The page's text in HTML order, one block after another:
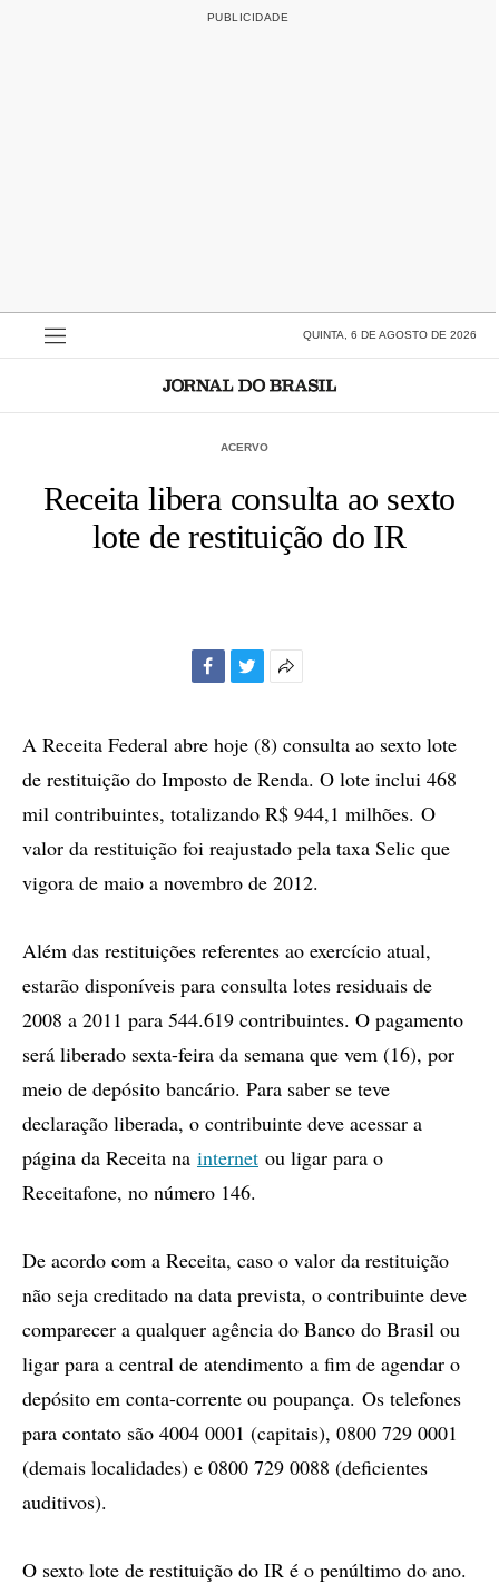
QUINTA, 6 DE AGOSTO DE 2026
ACERVO
Receita libera consulta ao sexto
lote de restituição do IR
compartilhamento
A Receita Federal abre hoje (8) consulta ao sexto lote
de restituição do Imposto de Renda. O lote inclui 468
mil contribuintes, totalizando R$ 944,1 milhões. O
valor da restituição foi reajustado pela taxa Selic que
vigora de maio a novembro de 2012.
Além das restituições referentes ao exercício atual,
estarão disponíveis para consulta lotes residuais de
2008 a 2011 para 544.619 contribuintes. O pagamento
será liberado sexta-feira da semana que vem (16), por
meio de depósito bancário. Para saber se teve
declaração liberada, o contribuinte deve acessar a
página da Receita na internet ou ligar para o
Receitafone, no número 146.
De acordo com a Receita, caso o valor da restituição
não seja creditado na data prevista, o contribuinte deve
comparecer a qualquer agência do Banco do Brasil ou
ligar para a central de atendimento a fim de agendar o
depósito em conta-corrente ou poupança. Os telefones
para contato são 4004 0001 (capitais), 0800 729 0001
(demais localidades) e 0800 729 0088 (deficientes
auditivos).
O sexto lote de restituição do IR é o penúltimo do ano.